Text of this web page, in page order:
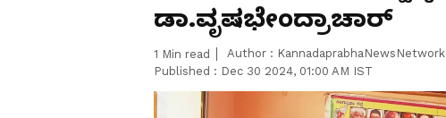
ಡಾ.ವೃಷಭೇಂದ್ರಾಚಾರ್
1 Min read Author : KannadaprabhaNewsNetwork
Published : Dec 30 2024, 01:00 AM IST